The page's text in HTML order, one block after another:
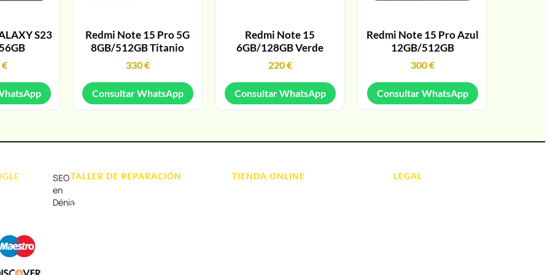
S23
€
Redmi Note 15 Pro 5G
8GB/512GB Titanio
330€
Consultar WhatsApp
Redmi Note 15
6GB/128GB Verde
220€
Consultar WhatsApp
Redmi Note 15 Pro Azul
12GB/512GB
300€
Consultar WhatsApp
SEO
en
Dénia
TALLER DE REPARACIÓN
Reparación de Tablets
TIENDA ONLINE LEGAL